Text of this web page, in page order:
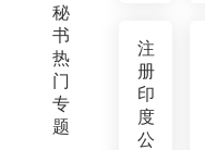
秘
书
热
门
专
题
注
册
印
度
公